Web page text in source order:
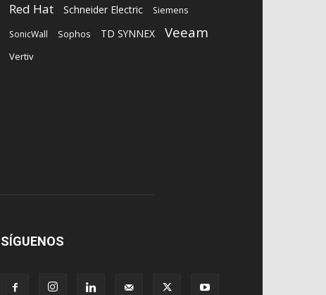
Red Hat Schneider Electric
Siemens
SonicWall
Sophos TD SYNNEX Veeam
Vertiv
SÍGUENOS